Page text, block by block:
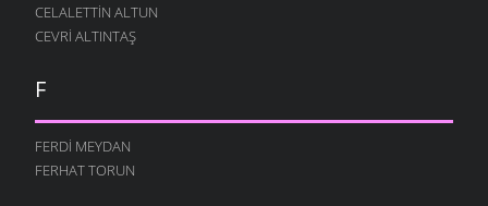
CELALETTIN ALTUN
CEVRI ALTINTAŞ
F
FERDI MEYDAN
FERHAT TORUN